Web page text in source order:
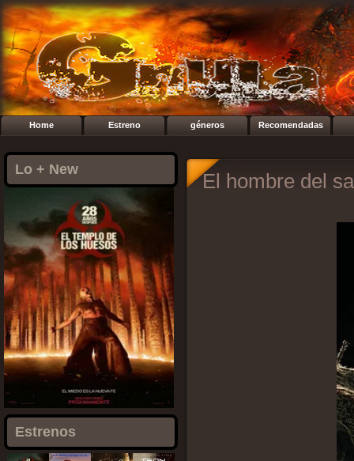
Home Estreno géneros Recomendadas
Lo + New
Estrenos
El hombre del